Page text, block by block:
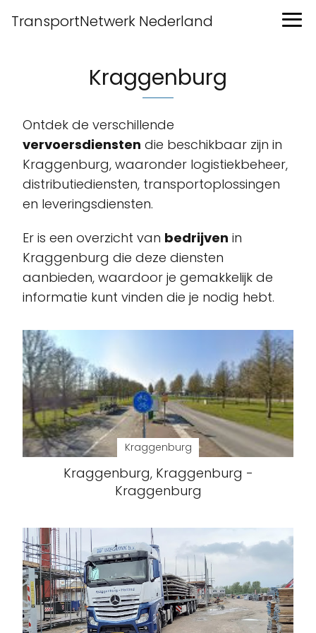
TransportNetwerk Nederland
Kraggenburg
Ontdek de verschillende
vervoersdiensten die beschikbaar zijn in
Kraggenburg, waaronder logistiekbeheer,
distributiediensten, transportoplossingen
en leveringsdiensten.
Er is een overzicht van bedrijven in
Kraggenburg die deze diensten
aanbieden, waardoor je gemakkelijk de
informatie kunt vinden die je nodig hebt.
Kraggenburg
Kraggenburg, Kraggenburg -
Kraggenburg